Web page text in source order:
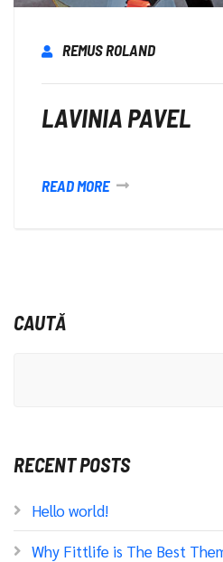
REMUS ROLAND
LAVINIA PAVEL
READ MORE
CAUTĂ
RECENT POSTS
Hello world!
Why Fittlife is The Best